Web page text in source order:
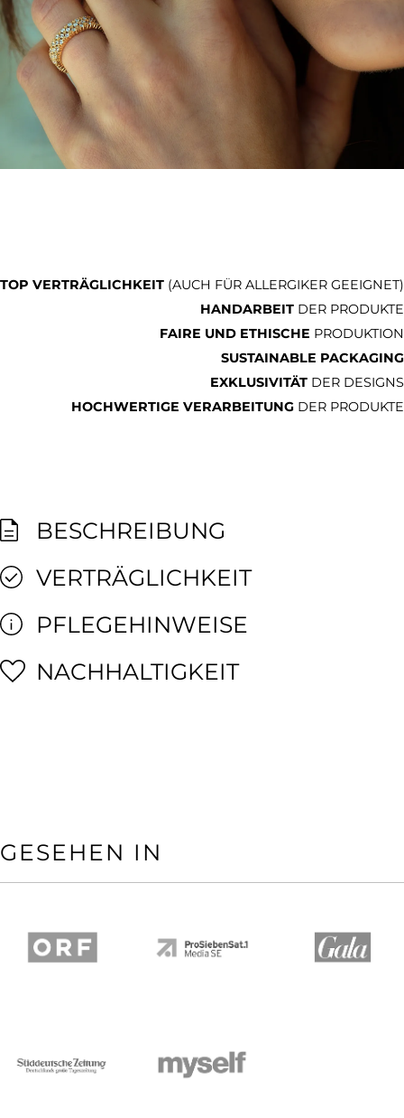
TOP VERTRÄGLICHKEIT (AUCH FÜR ALLERGIKER GEEIGNET)
HANDARBEIT DER PRODUKTE
FAIRE UND ETHISCHE PRODUKTION
SUSTAINABLE PACKAGING
EXKLUSIVITÄT DER DESIGNS
HOCHWERTIGE VERARBEITUNG DER PRODUKTE
BESCHREIBUNG
VERTRÄGLICHKEIT
PFLEGEHINWEISE
NACHHALTIGKEIT
GESEHEN IN